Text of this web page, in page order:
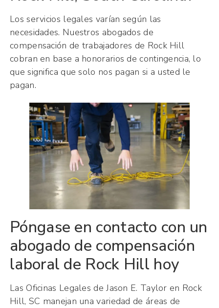
Los servicios legales varían según las
necesidades. Nuestros abogados de
compensación de trabajadores de Rock Hill
cobran en base a honorarios de contingencia, lo
que significa que solo nos pagan si a usted le
pagan.
Póngase en contacto con un
abogado de compensación
laboral de Rock Hill hoy
Las Oficinas Legales de Jason E. Taylor en Rock
Hill, SC manejan una variedad de áreas de